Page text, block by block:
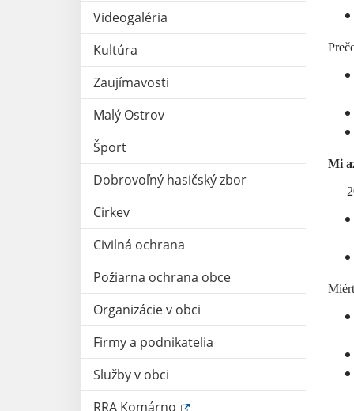
Videogaléria
Kultúra
Zaujímavosti
Malý Ostrov
Šport
Dobrovoľný hasičský zbor
Cirkev
Civilná ochrana
Požiarna ochrana obce
Organizácie v obci
Firmy a podnikatelia
Služby v obci
RRA Komárno
Mi